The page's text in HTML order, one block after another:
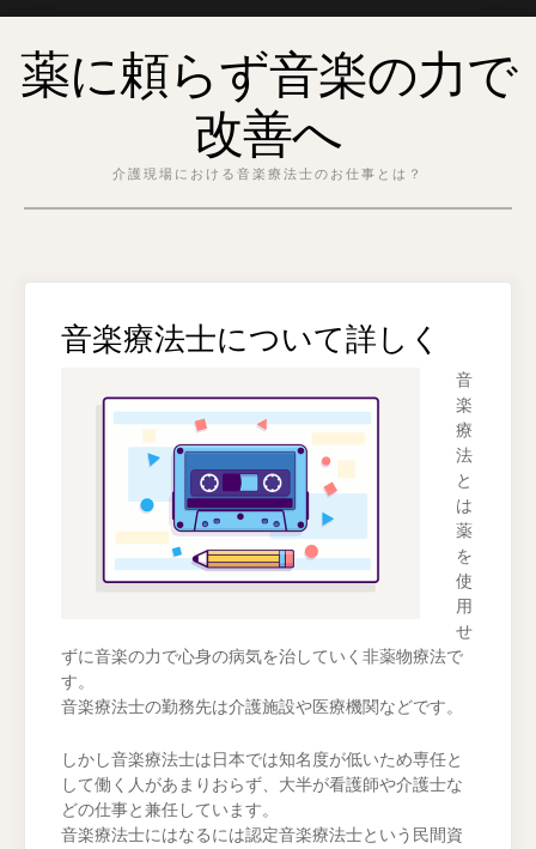
content薬に頼らず音楽の力で
改善へ
介護現場における音楽療法士のお仕事とは？
音楽療法士について詳しく
音
楽
療
法
と
は
薬
を
使
用
せ
ずに音楽の力で心身の病気を治していく非薬物療法で
す。
音楽療法士の勤務先は介護施設や医療機関などです。
しかし音楽療法士は日本では知名度が低いため専任と
して働く人があまりおらず、大半が看護師や介護士な
どの仕事と兼任しています。
音楽療法士にはなるには認定音楽療法士という民間資